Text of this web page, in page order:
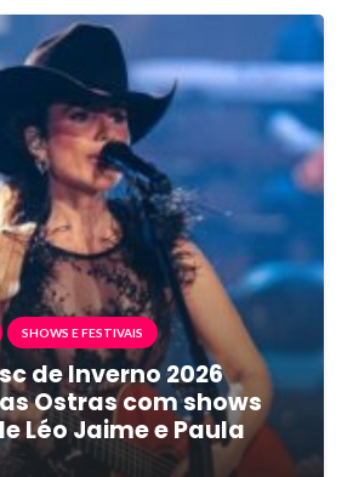
SHOWS E FESTIVAIS
de Inverno 2026
Ostras com shows
Léo Jaime e Paula